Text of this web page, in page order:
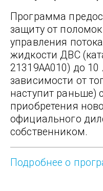
Программа
защиту от
управления
жидкости ДВС
21319AA010) до
зависимости от
наступит раньше)
приобретения
официального
собственником.
Подробнее о